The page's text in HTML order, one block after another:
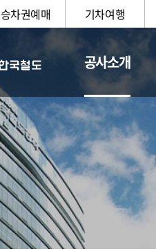
승차권예매 기차여행
공사소개
일반현황